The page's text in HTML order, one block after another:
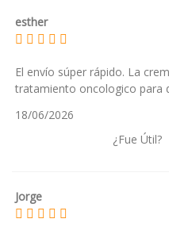
esther
El envío súper rápido. La
tratamiento oncologico para
18/06/2026
¿Fue Útil?
Jorge